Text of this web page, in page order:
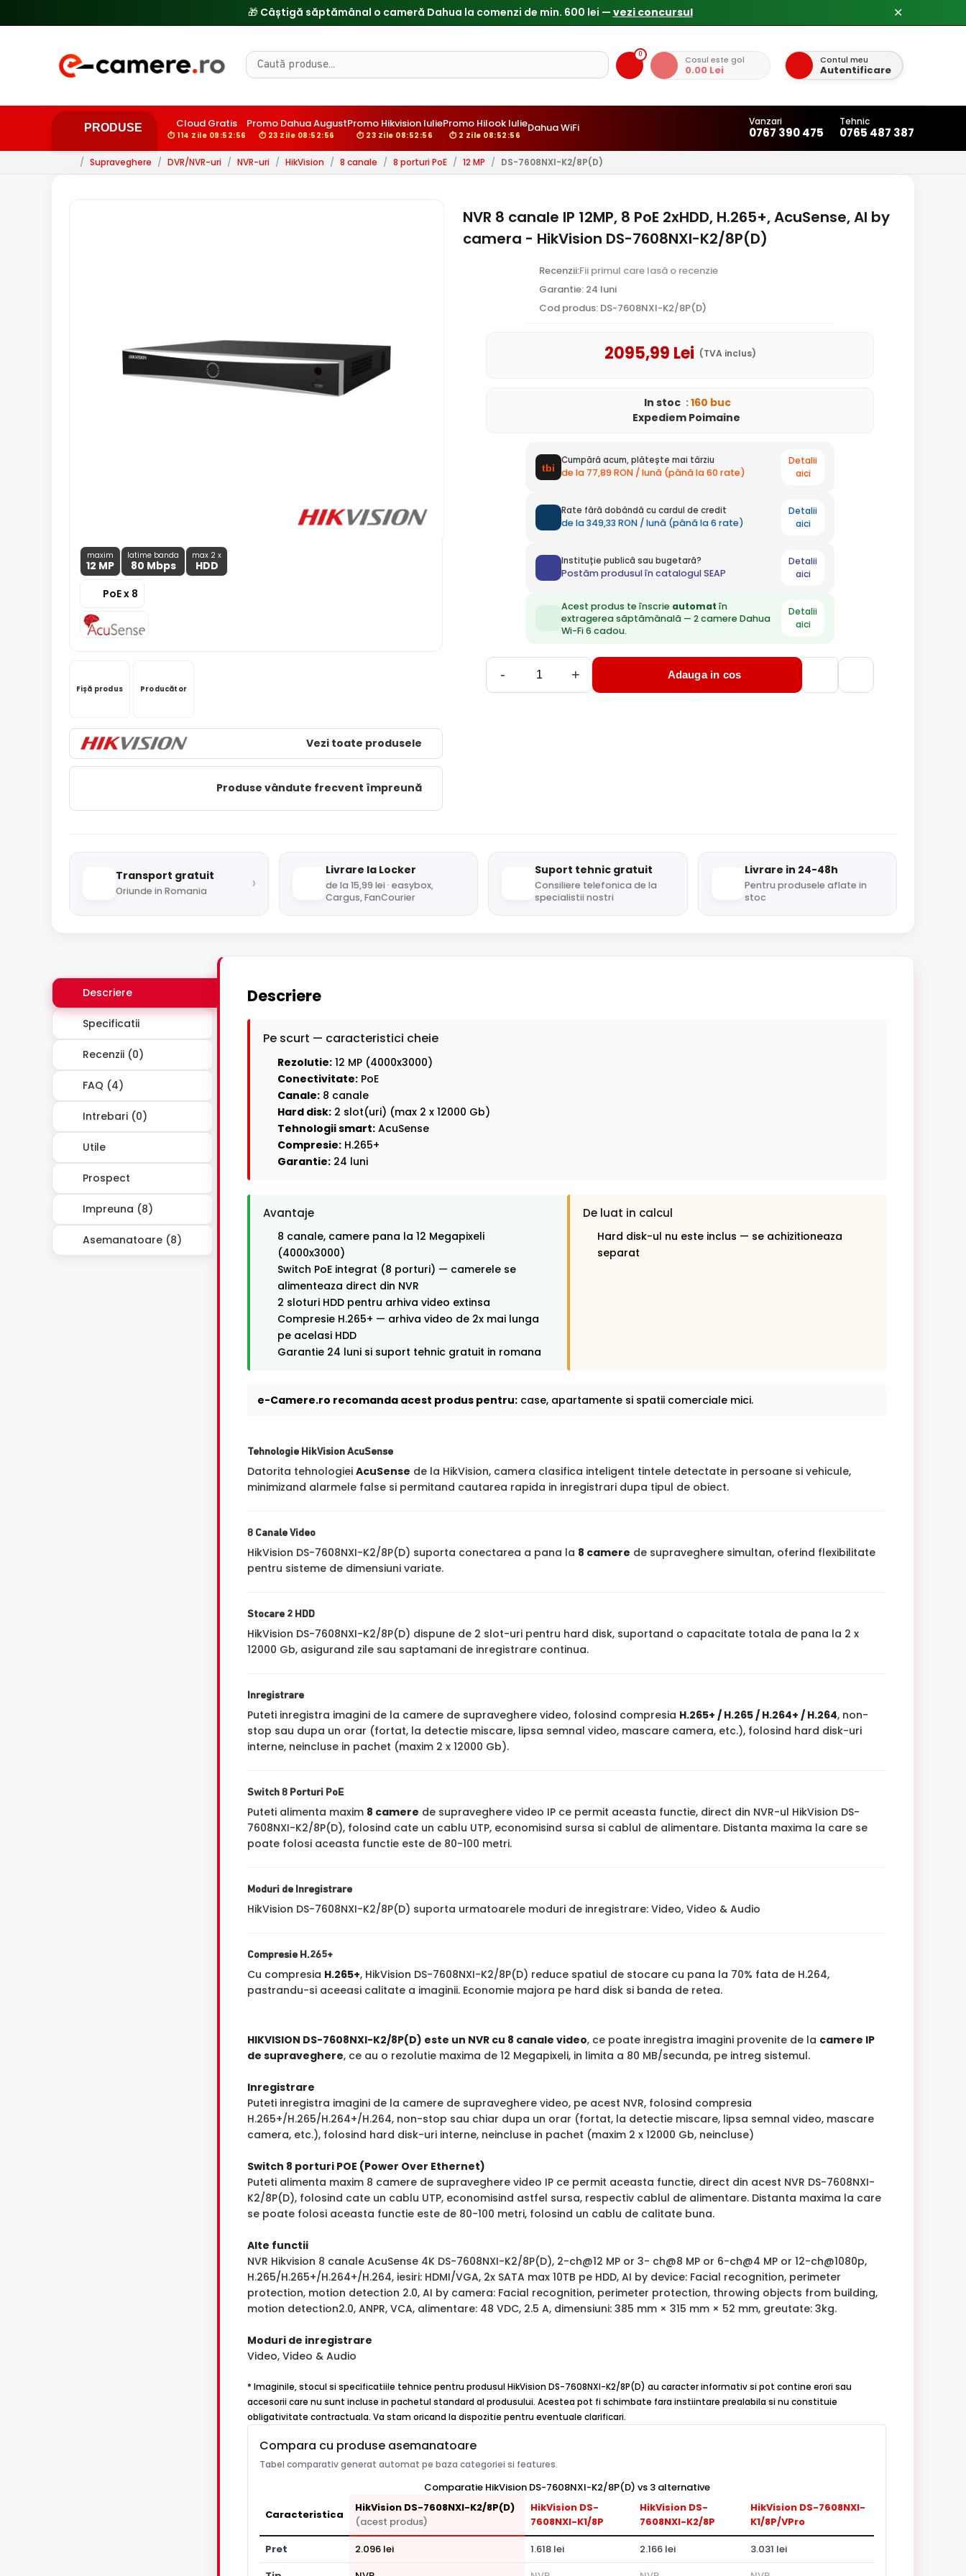
✕
0 Cosul este gol
0.00 Lei
Contul meu
Autentificare
PRODUSE Cloud Gratis
⏱ 114 Zile 09:52:55
Promo Dahua August
⏱ 23 Zile 08:52:55
Promo Hikvision Iulie
⏱ 23 Zile 08:52:55
Promo Hilook Iulie
⏱ 2 Zile 08:52:55
Dahua WiFi Vanzari
0767 390 475
Tehnic
0765 487 387
/ Supraveghere / DVR/NVR-uri / NVR-uri / HikVision / 8 canale / 8 porturi PoE / 12 MP / DS-7608NXI-K2/8P(D)
maxim
12 MP
latime banda
80 Mbps
max 2 x
HDD
PoE x 8
Fișă produs Producător
Vezi toate produsele
Produse vândute frecvent împreună
NVR 8 canale IP 12MP, 8 PoE 2xHDD, H.265+, AcuSense, AI by
camera - HikVision DS-7608NXI-K2/8P(D)
Recenzii:Fii primul care lasă o recenzie
Garantie: 24 luni
Cod produs: DS-7608NXI-K2/8P(D)
2095,99 Lei (TVA inclus)
In stoc : 160 buc
Expediem Poimaine
Cumpără acum, plătește mai târziu
de la 77,89 RON / lună (până la 60 rate)
Detalii
aici
Rate fără dobândă cu cardul de credit
de la 349,33 RON / lună (până la 6 rate)
Detalii
aici
Instituție publică sau bugetară?
Postăm produsul în catalogul SEAP
Detalii
aici
Acest produs te înscrie automat în
extragerea săptămânală — 2 camere Dahua
Wi-Fi 6 cadou.
Detalii
aici
- + Adauga in cos
Transport gratuit
Oriunde in Romania ›
Livrare la Locker
de la 15,99 lei · easybox,
Cargus, FanCourier
Suport tehnic gratuit
Consiliere telefonica de la
specialistii nostri
Livrare in 24-48h
Pentru produsele aflate in
stoc
Descriere
Specificatii
Recenzii (0)
FAQ (4)
Intrebari (0)
Utile
Prospect
Impreuna (8)
Asemanatoare (8)
Descriere
Pe scurt — caracteristici cheie
Rezolutie: 12 MP (4000x3000)
Conectivitate: PoE
Canale: 8 canale
Hard disk: 2 slot(uri) (max 2 x 12000 Gb)
Tehnologii smart: AcuSense
Compresie: H.265+
Garantie: 24 luni
Avantaje
8 canale, camere pana la 12 Megapixeli
(4000x3000)
Switch PoE integrat (8 porturi) — camerele se
alimenteaza direct din NVR
2 sloturi HDD pentru arhiva video extinsa
Compresie H.265+ — arhiva video de 2x mai lunga
pe acelasi HDD
Garantie 24 luni si suport tehnic gratuit in romana
De luat in calcul
Hard disk-ul nu este inclus — se achizitioneaza
separat
e-Camere.ro recomanda acest produs pentru: case, apartamente si spatii comerciale mici.
Tehnologie HikVision AcuSense
Datorita tehnologiei AcuSense de la HikVision, camera clasifica inteligent tintele detectate in persoane si vehicule,
minimizand alarmele false si permitand cautarea rapida in inregistrari dupa tipul de obiect.
8 Canale Video
HikVision DS-7608NXI-K2/8P(D) suporta conectarea a pana la 8 camere de supraveghere simultan, oferind flexibilitate
pentru sisteme de dimensiuni variate.
Stocare 2 HDD
HikVision DS-7608NXI-K2/8P(D) dispune de 2 slot-uri pentru hard disk, suportand o capacitate totala de pana la 2 x
12000 Gb, asigurand zile sau saptamani de inregistrare continua.
Inregistrare
Puteti inregistra imagini de la camere de supraveghere video, folosind compresia H.265+ / H.265 / H.264+ / H.264, non-
stop sau dupa un orar (fortat, la detectie miscare, lipsa semnal video, mascare camera, etc.), folosind hard disk-uri
interne, neincluse in pachet (maxim 2 x 12000 Gb).
Switch 8 Porturi PoE
Puteti alimenta maxim 8 camere de supraveghere video IP ce permit aceasta functie, direct din NVR-ul HikVision DS-
7608NXI-K2/8P(D), folosind cate un cablu UTP, economisind sursa si cablul de alimentare. Distanta maxima la care se
poate folosi aceasta functie este de 80-100 metri.
Moduri de Inregistrare
HikVision DS-7608NXI-K2/8P(D) suporta urmatoarele moduri de inregistrare: Video, Video & Audio
Compresie H.265+
Cu compresia H.265+, HikVision DS-7608NXI-K2/8P(D) reduce spatiul de stocare cu pana la 70% fata de H.264,
pastrandu-si aceeasi calitate a imaginii. Economie majora pe hard disk si banda de retea.
HIKVISION DS-7608NXI-K2/8P(D) este un NVR cu 8 canale video, ce poate inregistra imagini provenite de la camere IP
de supraveghere, ce au o rezolutie maxima de 12 Megapixeli, in limita a 80 MB/secunda, pe intreg sistemul.
Inregistrare
Puteti inregistra imagini de la camere de supraveghere video, pe acest NVR, folosind compresia
H.265+/H.265/H.264+/H.264, non-stop sau chiar dupa un orar (fortat, la detectie miscare, lipsa semnal video, mascare
camera, etc.), folosind hard disk-uri interne, neincluse in pachet (maxim 2 x 12000 Gb, neincluse)
Switch 8 porturi POE (Power Over Ethernet)
Puteti alimenta maxim 8 camere de supraveghere video IP ce permit aceasta functie, direct din acest NVR DS-7608NXI-
K2/8P(D), folosind cate un cablu UTP, economisind astfel sursa, respectiv cablul de alimentare. Distanta maxima la care
se poate folosi aceasta functie este de 80-100 metri, folosind un cablu de calitate buna.
Alte functii
NVR Hikvision 8 canale AcuSense 4K DS-7608NXI-K2/8P(D), 2-ch@12 MP or 3- ch@8 MP or 6-ch@4 MP or 12-ch@1080p,
H.265/H.265+/H.264+/H.264, iesiri: HDMI/VGA, 2x SATA max 10TB pe HDD, AI by device: Facial recognition, perimeter
protection, motion detection 2.0, AI by camera: Facial recognition, perimeter protection, throwing objects from building,
motion detection2.0, ANPR, VCA, alimentare: 48 VDC, 2.5 A, dimensiuni: 385 mm × 315 mm × 52 mm, greutate: 3kg.
Moduri de inregistrare
Video, Video & Audio
* Imaginile, stocul si specificatiile tehnice pentru produsul HikVision DS-7608NXI-K2/8P(D) au caracter informativ si pot contine erori sau
accesorii care nu sunt incluse in pachetul standard al produsului. Acestea pot fi schimbate fara instiintare prealabila si nu constituie
obligativitate contractuala. Va stam oricand la dispozitie pentru eventuale clarificari.
Compara cu produse asemanatoare
Tabel comparativ generat automat pe baza categoriei si features.
Comparatie HikVision DS-7608NXI-K2/8P(D) vs 3 alternative
Caracteristica
HikVision DS-7608NXI-K2/8P(D)
(acest produs)
HikVision DS-
7608NXI-K1/8P
HikVision DS-
7608NXI-K2/8P
HikVision DS-7608NXI-
K1/8P/VPro
Pret
2.096 lei 1.618 lei 2.166 lei
3.031 lei